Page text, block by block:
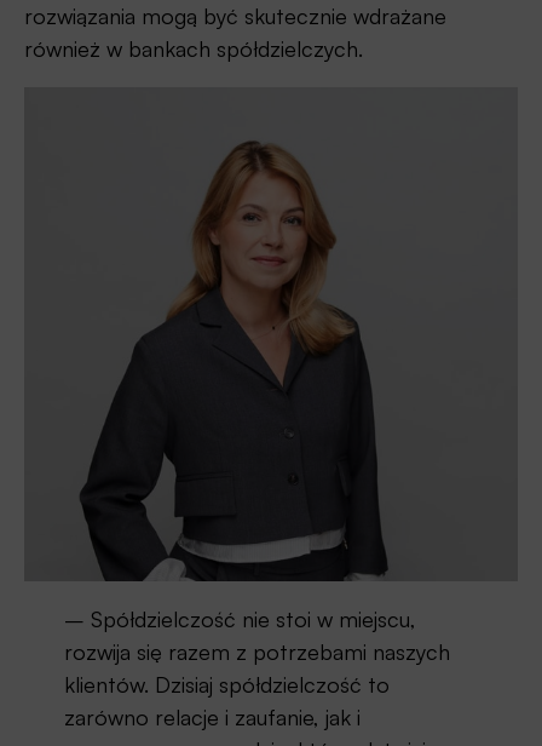
rozwiązania mogą być skutecznie wdrażane
również w bankach spółdzielczych.
– Spółdzielczość nie stoi w miejscu,
rozwija się razem z potrzebami naszych
klientów. Dzisiaj spółdzielczość to
zarówno relacje i zaufanie, jak i